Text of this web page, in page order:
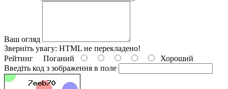
Ваш огляд
Зверніть увагу: HTML не перекладено!
Рейтинг Поганий
Хороший
Введіть код з зображення в поле